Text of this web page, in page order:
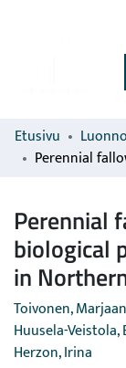
Etusivu
Perennial
biological
in
Toivonen,
Huusela-Veistola,
Herzon, Irina